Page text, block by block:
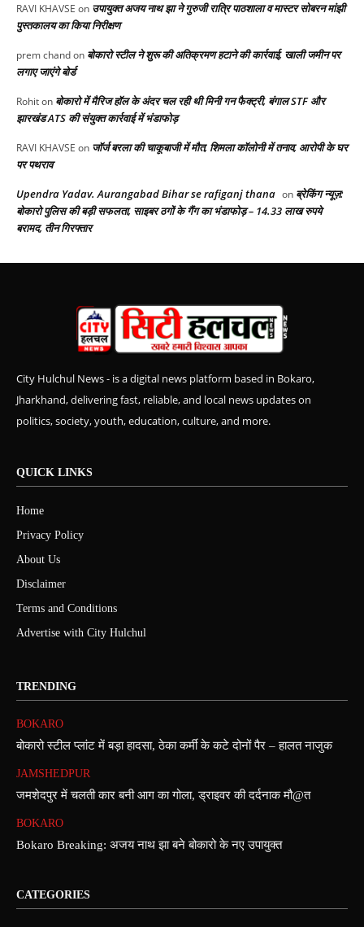
RAVI KHAVSE on उपायुक्त अजय नाथ झा ने गुरुजी रात्रि पाठशाला व मास्टर सोबरन मांझी
पुस्तकालय का किया निरीक्षण
prem chandon बोकारो स्टील ने शुरू की अतिक्रमण हटाने की कार्रवाई, खाली जमीन पर
लगाए जाएंगे बोर्ड
Rohiton बोकारो में मैरिज हॉल के अंदर चल रही थी मिनी गन फैक्ट्री, बंगाल STF और
झारखंड ATS की संयुक्त कार्रवाई में भंडाफोड़
RAVI KHAVSE on जॉर्ज बरला की चाकूबाजी में मौत, शिमला कॉलोनी में तनाव, आरोपी के घर
पर पथराव
Upendra Yadav. Aurangabad Bihar se rafiganj thana on ब्रेकिंग न्यूज़:
बोकारो पुलिस की बड़ी सफलता, साइबर ठगों के गैंग का भंडाफोड़ – 14.33 लाख रुपये
बरामद, तीन गिरफ्तार
City Hulchul News - is a digital news platform based in Bokaro,
Jharkhand, delivering fast, reliable, and local news updates on
politics, society, youth, education, culture, and more.
QUICK LINKS
Home
Privacy Policy
About Us
Disclaimer
Terms and Conditions
Advertise with City Hulchul
TRENDING
BOKARO
बोकारो स्टील प्लांट में बड़ा हादसा, ठेका कर्मी के कटे दोनों पैर – हालत नाजुक
JAMSHEDPUR
जमशेदपुर में चलती कार बनी आग का गोला, ड्राइवर की दर्दनाक मौ@त
BOKARO
Bokaro Breaking: अजय नाथ झा बने बोकारो के नए उपायुक्त
CATEGORIES